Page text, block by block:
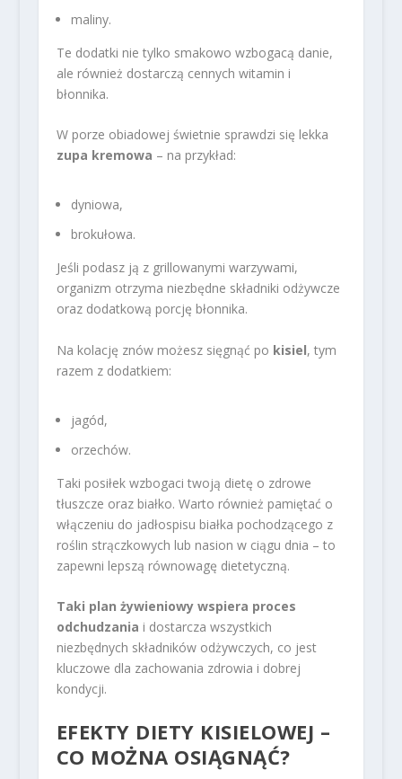
maliny.
Te dodatki nie tylko smakowo wzbogacą danie,
ale również dostarczą cennych witamin i
błonnika.
W porze obiadowej świetnie sprawdzi się lekka
zupa kremowa – na przykład:
dyniowa,
brokułowa.
Jeśli podasz ją z grillowanymi warzywami,
organizm otrzyma niezbędne składniki odżywcze
oraz dodatkową porcję błonnika.
Na kolację znów możesz sięgnąć po kisiel, tym
razem z dodatkiem:
jagód,
orzechów.
Taki posiłek wzbogaci twoją dietę o zdrowe
tłuszcze oraz białko. Warto również pamiętać o
włączeniu do jadłospisu białka pochodzącego z
roślin strączkowych lub nasion w ciągu dnia – to
zapewni lepszą równowagę dietetyczną.
Taki plan żywieniowy wspiera proces
odchudzania i dostarcza wszystkich
niezbędnych składników odżywczych, co jest
kluczowe dla zachowania zdrowia i dobrej
kondycji.
EFEKTY DIETY KISIELOWEJ –
CO MOŻNA OSIĄGNĄĆ?